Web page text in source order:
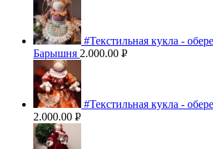
#Текстильная кукла -
Барышня 2.000.00 Р
#Текстильная кукла -
2.000.00 Р